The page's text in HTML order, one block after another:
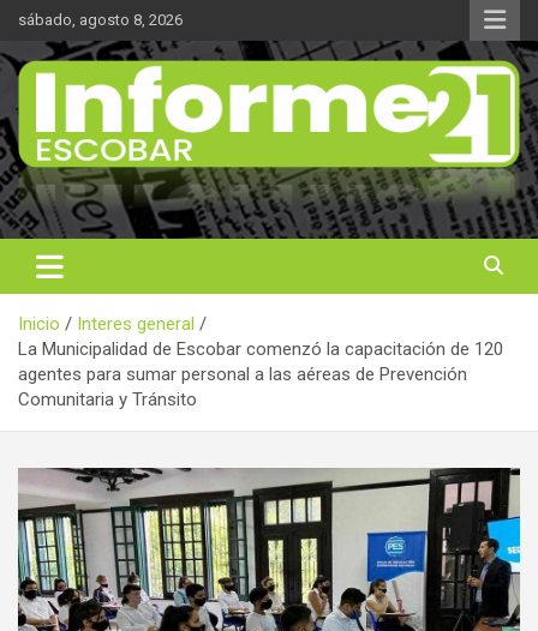
Saltar
contenido
sábado, agosto 8, 2026
Informe 21
Noticas reales
Inicio
Interes general
La Municipalidad de Escobar comenzó la capacitación de 120
agentes para sumar personal a las aéreas de Prevención
Comunitaria y Tránsito